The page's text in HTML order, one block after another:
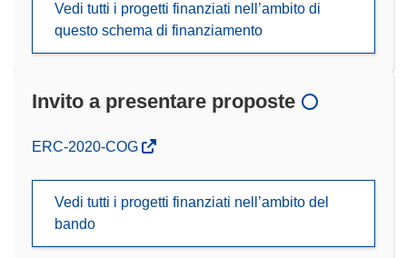
Vedi tutti i progetti finanziati nell’ambito di
questo schema di finanziamento
Invito a presentare proposte
(si
nuova
ERC-2020-COG
Vedi tutti i progetti finanziati nell’ambito del
bando